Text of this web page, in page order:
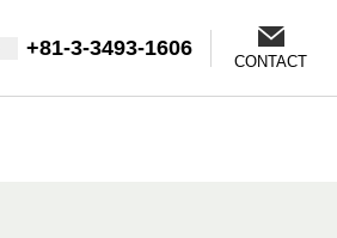
+81-3-3493-1606
CONTACT